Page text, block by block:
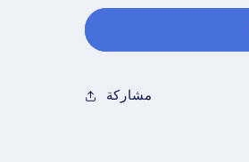
مشاركة